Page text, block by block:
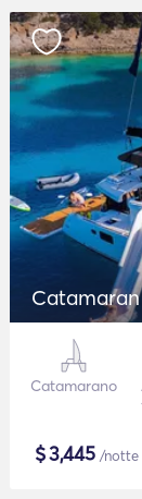
Catamarano
$3,445 /notte